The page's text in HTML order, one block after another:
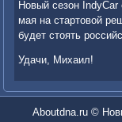
Новый сезон IndyCar
мая на стартовой
будет стоять
Удачи, Михаил!
Aboutdna.ru ©